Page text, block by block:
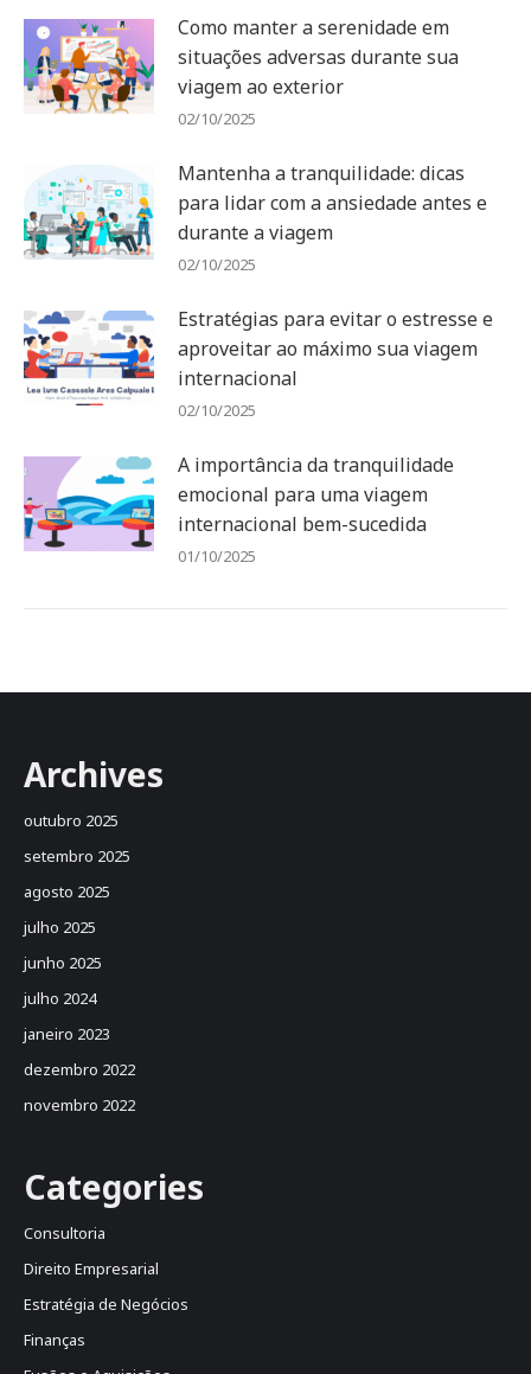
Como manter a serenidade em
situações adversas durante sua
viagem ao exterior
02/10/2025
Mantenha a tranquilidade: dicas
para lidar com a ansiedade antes e
durante a viagem
02/10/2025
Estratégias para evitar o estresse e
aproveitar ao máximo sua viagem
internacional
02/10/2025
A importância da tranquilidade
emocional para uma viagem
internacional bem-sucedida
01/10/2025
Archives
outubro 2025
setembro 2025
agosto 2025
julho 2025
junho 2025
julho 2024
janeiro 2023
dezembro 2022
novembro 2022
Categories
Consultoria
Direito Empresarial
Estratégia de Negócios
Finanças